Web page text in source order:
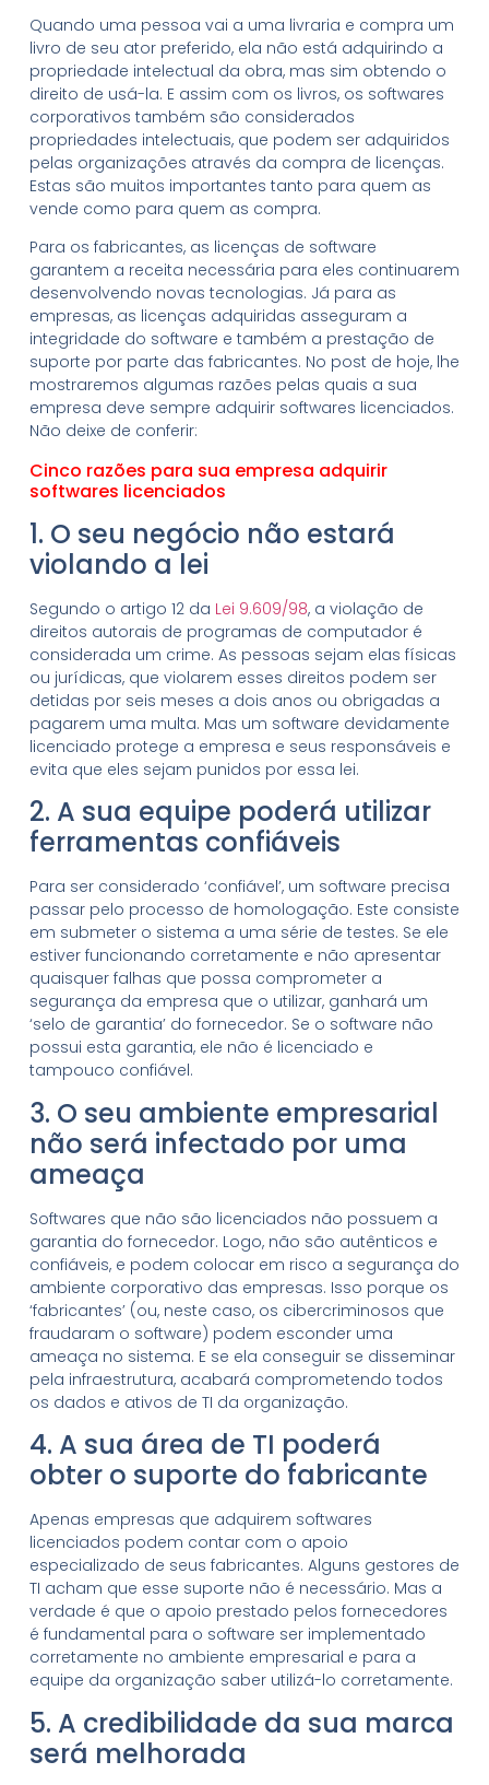
Quando uma pessoa vai a uma livraria e compra um
livro de seu ator preferido, ela não está adquirindo a
propriedade intelectual da obra, mas sim obtendo o
direito de usá-la. E assim com os livros, os softwares
corporativos também são considerados
propriedades intelectuais, que podem ser adquiridos
pelas organizações através da compra de licenças.
Estas são muitos importantes tanto para quem as
vende como para quem as compra.
Para os fabricantes, as licenças de software
garantem a receita necessária para eles continuarem
desenvolvendo novas tecnologias. Já para as
empresas, as licenças adquiridas asseguram a
integridade do software e também a prestação de
suporte por parte das fabricantes. No post de hoje, lhe
mostraremos algumas razões pelas quais a sua
empresa deve sempre adquirir softwares licenciados.
Não deixe de conferir:
Cinco razões para sua empresa adquirir
softwares licenciados
1. O seu negócio não estará
violando a lei
Segundo o artigo 12 da Lei 9.609/98, a violação de
direitos autorais de programas de computador é
considerada um crime. As pessoas sejam elas físicas
ou jurídicas, que violarem esses direitos podem ser
detidas por seis meses a dois anos ou obrigadas a
pagarem uma multa. Mas um software devidamente
licenciado protege a empresa e seus responsáveis e
evita que eles sejam punidos por essa lei.
2. A sua equipe poderá utilizar
ferramentas confiáveis
Para ser considerado ‘confiável’, um software precisa
passar pelo processo de homologação. Este consiste
em submeter o sistema a uma série de testes. Se ele
estiver funcionando corretamente e não apresentar
quaisquer falhas que possa comprometer a
segurança da empresa que o utilizar, ganhará um
‘selo de garantia’ do fornecedor. Se o software não
possui esta garantia, ele não é licenciado e
tampouco confiável.
3. O seu ambiente empresarial
não será infectado por uma
ameaça
Softwares que não são licenciados não possuem a
garantia do fornecedor. Logo, não são autênticos e
confiáveis, e podem colocar em risco a segurança do
ambiente corporativo das empresas. Isso porque os
‘fabricantes’ (ou, neste caso, os cibercriminosos que
fraudaram o software) podem esconder uma
ameaça no sistema. E se ela conseguir se disseminar
pela infraestrutura, acabará comprometendo todos
os dados e ativos de TI da organização.
4. A sua área de TI poderá
obter o suporte do fabricante
Apenas empresas que adquirem softwares
licenciados podem contar com o apoio
especializado de seus fabricantes. Alguns gestores de
TI acham que esse suporte não é necessário. Mas a
verdade é que o apoio prestado pelos fornecedores
é fundamental para o software ser implementado
corretamente no ambiente empresarial e para a
equipe da organização saber utilizá-lo corretamente.
5. A credibilidade da sua marca
será melhorada